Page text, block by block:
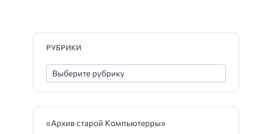
РУБРИКИ
«Архив старой Компьютерры»